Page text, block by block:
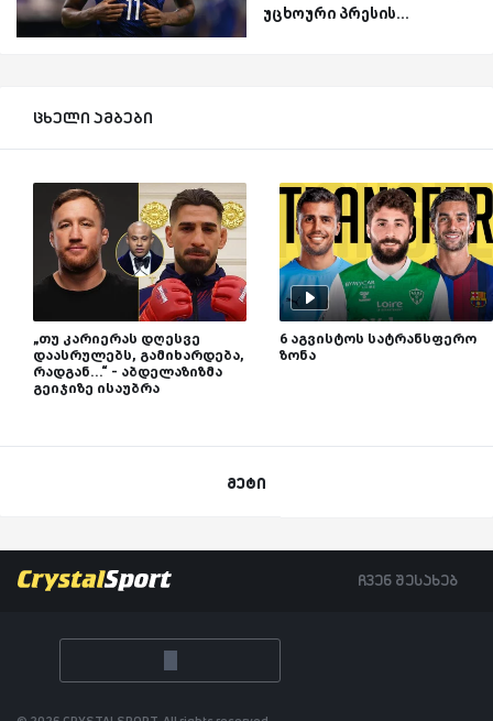
უცხოური პრესის...
ცხელი ამბები
„თუ კარიერას დღესვე
დაასრულებს, გამიხარდება,
რადგან...“ - აბდელაზიზმა
გეიჯიზე ისაუბრა
6 აგვისტოს სატრანსფერო
ზონა
მეტი
ჩვენ შესახებ